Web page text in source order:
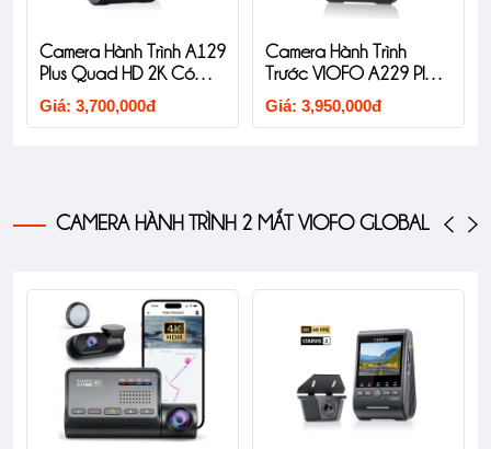
Trình A129
2K Có
Camera Hành Trình
Trước VIOFO A229 Plus
1CH 2K HDR
Giá: 3,950,000đ
Trước VIOFO
1CH 4K HDR
Giá: 7,685,000đ
CAMERA HÀNH TRÌNH 2 MẮT VIOFO GLOBAL